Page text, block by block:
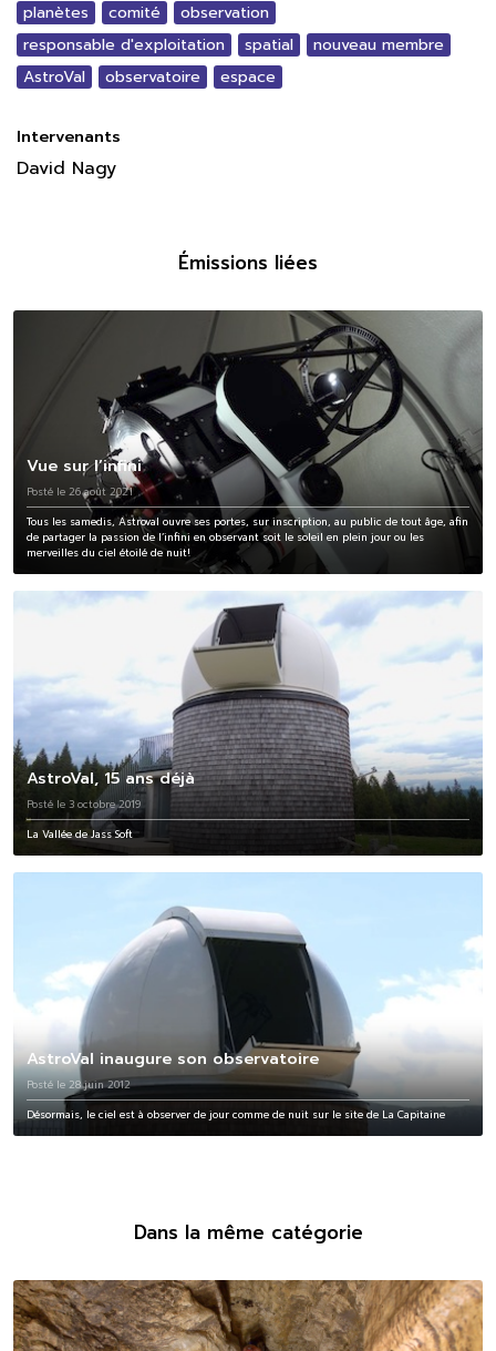
planètes comité
observation
responsable d'exploitation
spatial
nouveau membre
AstroVal
observatoire espace
Intervenants
David Nagy
Émissions liées
Vue sur l’infini
Posté le 26 août 2021
Tous les samedis, Astroval ouvre ses portes, sur inscription, au public de tout âge, afin
de partager la passion de l’infini en observant soit le soleil en plein jour ou les
merveilles du ciel étoilé de nuit!
AstroVal, 15 ans déjà
Posté le 3 octobre 2019
La Vallée de Jass Soft
AstroVal inaugure son observatoire
Posté le 28 juin 2012
Désormais, le ciel est à observer de jour comme de nuit sur le site de La Capitaine
Dans la même catégorie